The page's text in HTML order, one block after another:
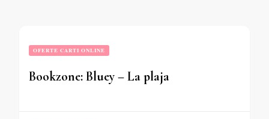
OFERTE CARTI ONLINE
Bookzone: Bluey – La plaja